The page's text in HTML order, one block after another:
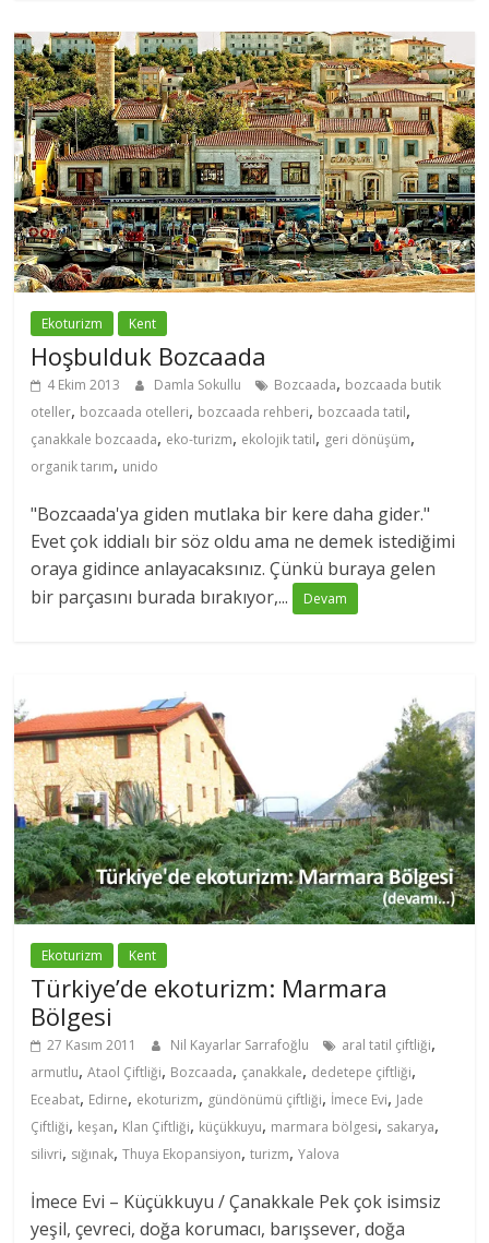
Ekoturizm Kent
Hoşbulduk Bozcaada
4 Ekim 2013 Damla Sokullu Bozcaada, bozcaada butik
oteller, bozcaada otelleri, bozcaada rehberi, bozcaada tatil,
çanakkale bozcaada, eko-turizm, ekolojik tatil, geri dönüşüm,
organik tarım, unido
"Bozcaada'ya giden mutlaka bir kere daha gider."
Evet çok iddialı bir söz oldu ama ne demek istediğimi
oraya gidince anlayacaksınız. Çünkü buraya gelen
bir parçasını burada bırakıyor,...
Devam
Ekoturizm Kent
Türkiye’de ekoturizm: Marmara
Bölgesi
27 Kasım 2011 Nil Kayarlar Sarrafoğlu aral tatil çiftliği,
armutlu,Ataol Çiftliği, Bozcaada, çanakkale, dedetepe çiftliği,
Eceabat, Edirne, ekoturizm, gündönümü çiftliği, İmece Evi, Jade
Çiftliği, keşan, Klan Çiftliği, küçükkuyu, marmara bölgesi, sakarya,
silivri, sığınak,Thuya Ekopansiyon,turizm,Yalova
İmece Evi – Küçükkuyu / Çanakkale Pek çok isimsiz
yeşil, çevreci, doğa korumacı, barışsever, doğa